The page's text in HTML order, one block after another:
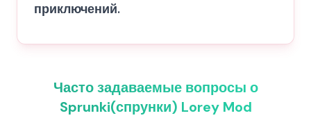
приключений.
Часто задаваемые вопросы о
Sprunki(спрунки) Lorey Mod